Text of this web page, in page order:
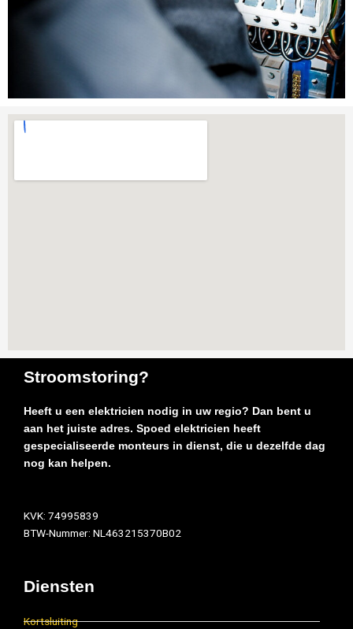
Stroomstoring?
Heeft u een elektricien nodig in uw regio? Dan bent u
aan het juiste adres. Spoed elektricien heeft
gespecialiseerde monteurs in dienst, die u dezelfde dag
nog kan helpen.
KVK: 74995839
BTW-Nummer: NL463215370B02
Diensten
Kortsluiting